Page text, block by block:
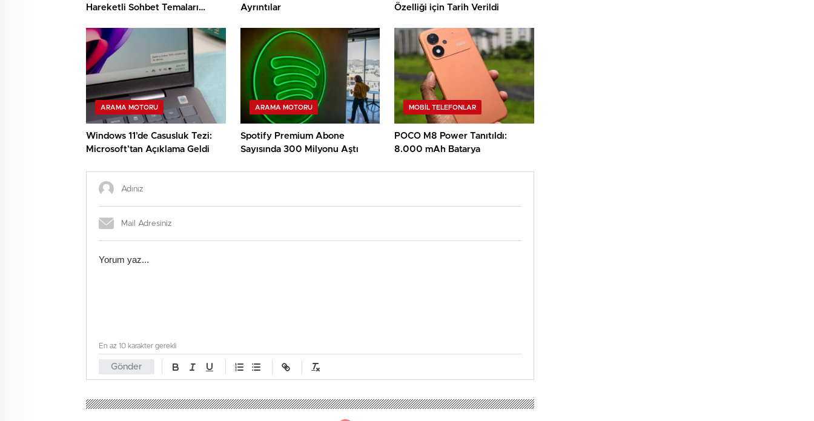
Hareketli Sohbet Temaları
Ayrıntılar
Özelliği için Tarih Verildi
ARAMA MOTORU
Windows 11’de Casusluk Tezi:
Microsoft’tan Açıklama Geldi
ARAMA MOTORU
Spotify Premium Abone
Sayısında 300 Milyonu Aştı
MOBIL TELEFONLAR
POCO M8 Power Tanıtıldı:
8.000 mAh Batarya
Gönder
En az 10 karakter gerekli